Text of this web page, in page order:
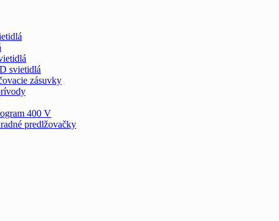
svietidlá
zásuvky
400 V
predlžovačky